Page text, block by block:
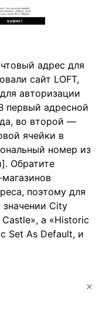
адрес для
сайт LOFT,
авторизации
первый адресной
во второй —
ячейки в
номер из
Обратите
поэтому для
значении City
а «Historic
Set As Default, и